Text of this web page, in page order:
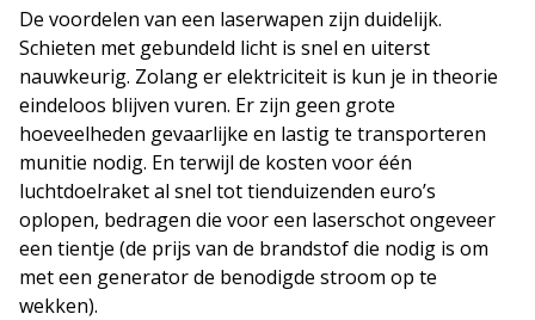
De voordelen van een laserwapen zijn duidelijk.
Schieten met gebundeld licht is snel en uiterst
nauwkeurig. Zolang er elektriciteit is kun je in theorie
eindeloos blijven vuren. Er zijn geen grote
hoeveelheden gevaarlijke en lastig te transporteren
munitie nodig. En terwijl de kosten voor één
luchtdoelraket al snel tot tienduizenden euro’s
oplopen, bedragen die voor een laserschot ongeveer
een tientje (de prijs van de brandstof die nodig is om
met een generator de benodigde stroom op te
wekken).